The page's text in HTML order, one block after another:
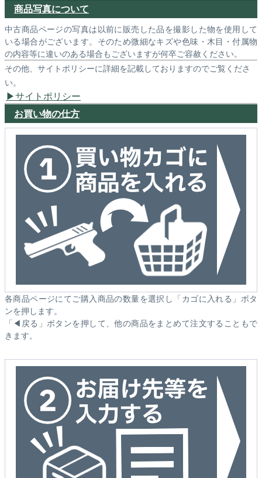
商品写真について
中古商品ページの写真は以前に販売した品を撮影した物を使用して
いる場合がございます。そのため微細なキズや色味・木目・付属物
の内容等に違いのある場合もございますが何卒ご容赦ください。
その他、サイトポリシーに詳細を記載しておりますのでご覧くださ
い。
サイトポリシー
お買い物の仕方
各商品ページにてご購入商品の数量を選択し「カゴに入れる」ボタ
ンを押します。
「◀戻る」ボタンを押して、他の商品をまとめて注文することもで
きます。